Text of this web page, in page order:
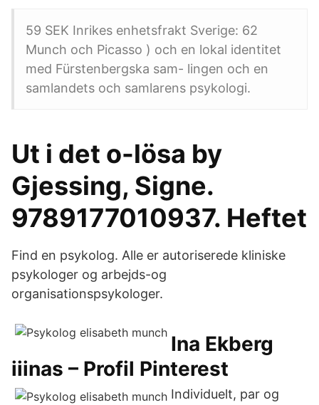
59 SEK Inrikes enhetsfrakt Sverige: 62
Munch och Picasso ) och en lokal identitet
med Fürstenbergska sam- lingen och en
samlandets och samlarens psykologi.
Ut i det o-lösa by
Gjessing, Signe.
9789177010937. Heftet
Find en psykolog. Alle er autoriserede kliniske
psykologer og arbejds-og
organisationspsykologer.
Ina Ekberg
iiinas – Profil Pinterest
Individuelt, par og